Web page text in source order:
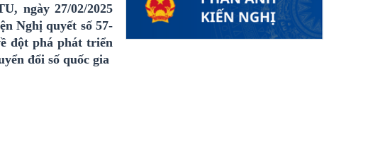
ngày 27/02/2025
Nghị quyết số 57-
đột phá phát triển
đổi số quốc gia